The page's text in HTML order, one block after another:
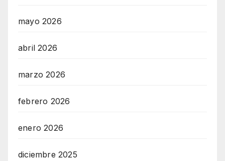
mayo 2026
abril 2026
marzo 2026
febrero 2026
enero 2026
diciembre 2025